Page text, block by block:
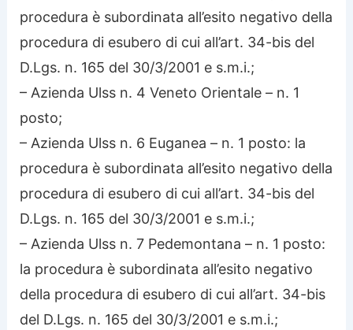
procedura è subordinata all’esito negativo della
procedura di esubero di cui all’art. 34-bis del
D.Lgs. n. 165 del 30/3/2001 e s.m.i.;
– Azienda Ulss n. 4 Veneto Orientale – n. 1
posto;
– Azienda Ulss n. 6 Euganea – n. 1 posto: la
procedura è subordinata all’esito negativo della
procedura di esubero di cui all’art. 34-bis del
D.Lgs. n. 165 del 30/3/2001 e s.m.i.;
– Azienda Ulss n. 7 Pedemontana – n. 1 posto:
la procedura è subordinata all’esito negativo
della procedura di esubero di cui all’art. 34-bis
del D.Lgs. n. 165 del 30/3/2001 e s.m.i.;